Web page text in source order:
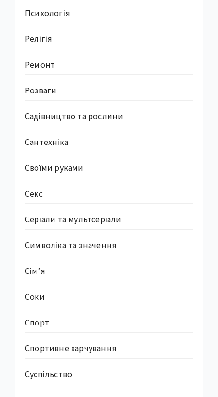
Психологія
Релігія
Ремонт
Розваги
Садівництво та рослини
Сантехніка
Своїми руками
Секс
Серіали та мультсеріали
Символіка та значення
Сім’я
Соки
Спорт
Спортивне харчування
Суcпільство